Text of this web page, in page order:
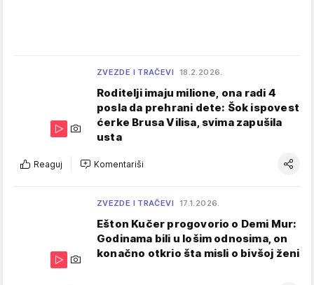
ZVEZDE I TRAČEVI 18.2.2026.
Roditelji imaju milione, ona radi 4
posla da prehrani dete: Šok ispovest
ćerke Brusa Vilisa, svima zapušila
usta
Reaguj Komentariši
ZVEZDE I TRAČEVI 17.1.2026.
Ešton Kučer progovorio o Demi Mur:
Godinama bili u lošim odnosima, on
konačno otkrio šta misli o bivšoj ženi